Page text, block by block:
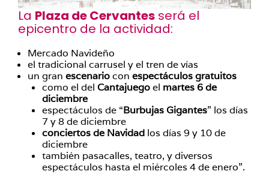
La Plaza de Cervantes será el
epicentro de la actividad:
Mercado Navideño
el tradicional carrusel y el tren de vías
un gran escenariocon espectáculos gratuitos
como el del Cantajuegoel martes 6 de
diciembre
espectáculos de “Burbujas Gigantes” los días
7 y 8 de diciembre
conciertos de Navidad los días 9 y 10 de
diciembre
también pasacalles, teatro, y diversos
espectáculos hasta el miércoles 4 de enero”.